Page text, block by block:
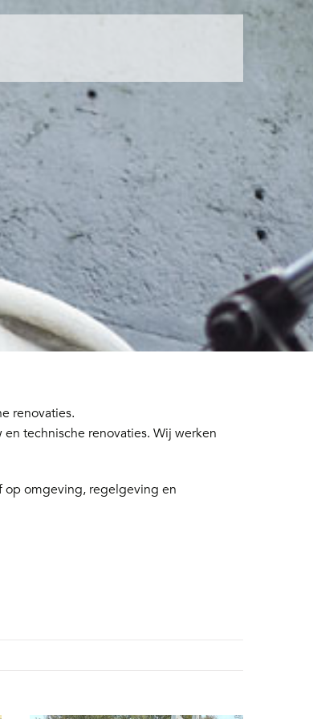
renovaties.
technische renovaties. Wij werken
op omgeving, regelgeving en